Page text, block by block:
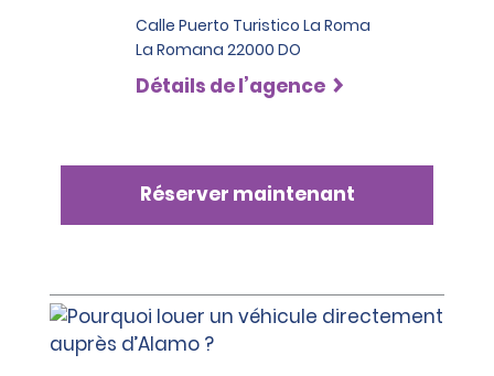
Calle Puerto Turistico La Roma
La Romana 22000 DO
Détails de l’agence
Réserver maintenant